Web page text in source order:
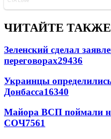
ЧИТАЙТЕ ТАКЖЕ
Зеленский сделал
переговорах29436
Украинцы
Донбасса16340
Майора ВСП поймали
СОЧ7561